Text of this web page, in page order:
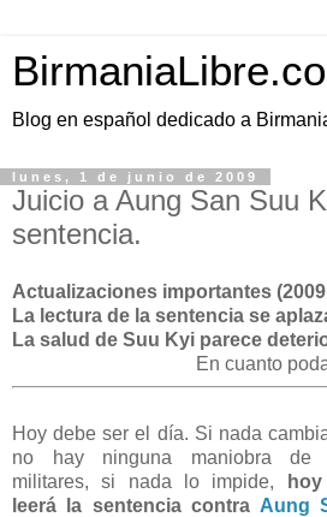
Blog en español dedicado a
lunes, 1 de junio de 2009
Juicio a Aung San Suu
sentencia.
Actualizaciones importantes
La lectura de la sentencia se
La salud de Suu Kyi parece
En cuanto
Hoy debe ser el día. Si nada
no hay ninguna maniobra de
militares, si nada lo impide,
leerá la sentencia contra Aung